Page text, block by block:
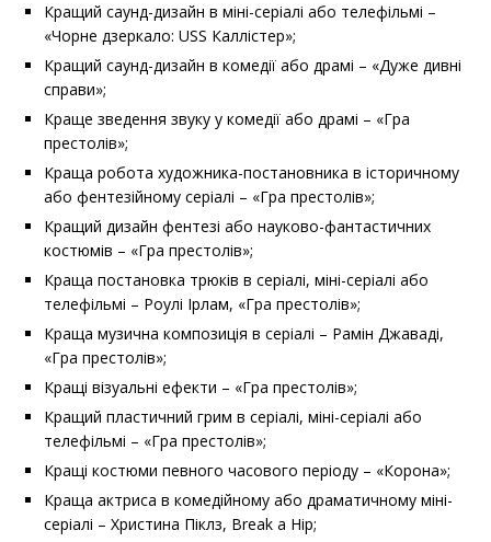
Кращий саунд-дизайн в міні-серіалі або телефільмі –
«Чорне дзеркало: USS Каллістер»;
Кращий саунд-дизайн в комедії або драмі – «Дуже дивні
справи»;
Краще зведення звуку у комедії або драмі – «Гра
престолів»;
Краща робота художника-постановника в історичному
або фентезійному серіалі – «Гра престолів»;
Кращий дизайн фентезі або науково-фантастичних
костюмів – «Гра престолів»;
Краща постановка трюків в серіалі, міні-серіалі або
телефільмі – Роулі Ірлам, «Гра престолів»;
Краща музична композиція в серіалі – Рамін Джаваді,
«Гра престолів»;
Кращі візуальні ефекти – «Гра престолів»;
Кращий пластичний грим в серіалі, міні-серіалі або
телефільмі – «Гра престолів»;
Кращі костюми певного часового періоду – «Корона»;
Краща актриса в комедійному або драматичному міні-
серіалі – Христина Піклз, Break a Hip;